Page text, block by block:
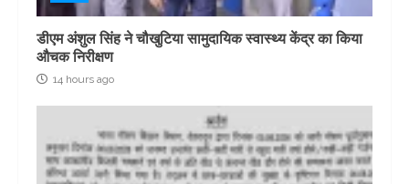
डीएम अंशुल सिंह ने चौखुटिया सामुदायिक स्वास्थ्य केंद्र का किया
औचक निरीक्षण
14 hours ago